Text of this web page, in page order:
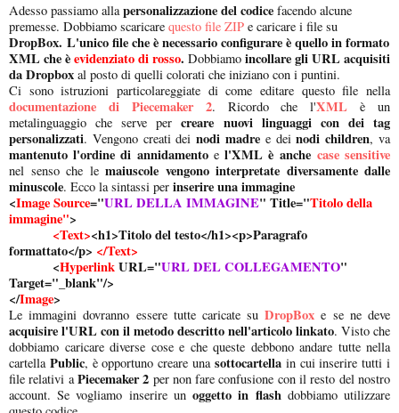
Adesso passiamo allapersonalizzazione del codice facendo alcune
premesse. Dobbiamo scaricare questo file ZIP e caricare i file su
DropBox. L'unico file che è necessario configurare è quello in formato
XML che èevidenziato di rosso. Dobbiamo incollare gli URL acquisiti
da Dropbox al posto di quelli colorati che iniziano con i puntini.
Ci sono istruzioni particolareggiate di come editare questo file nella
documentazione di Piecemaker 2. Ricordo che l'XML è un
metalinguaggio che serve percreare nuovi linguaggi con dei tag
personalizzati. Vengono creati deinodi madre e deinodi children, va
mantenuto l'ordine di annidamentoel'XML è anche case sensitive
nel senso che le maiuscole vengono interpretate diversamente dalle
minuscole. Ecco la sintassi per inserire una immagine
<ImageSource="URL DELLA IMMAGINE" Title="Titolo della
immagine">
<Text><h1>Titolo del testo</h1><p>Paragrafo
formattato</p> </Text>
<HyperlinkURL="URL DEL COLLEGAMENTO"
Target="_blank"/>
</Image>
Le immagini dovranno essere tutte caricate suDropBox e se ne deve
acquisire l'URL con il metodo descritto nell'articolo linkato. Visto che
dobbiamo caricare diverse cose e che queste debbono andare tutte nella
cartella Public, è opportuno creare una sottocartella in cui inserire tutti i
file relativi aPiecemaker 2 per non fare confusione con il resto del nostro
account. Se vogliamo inserire unoggetto in flashdobbiamo utilizzare